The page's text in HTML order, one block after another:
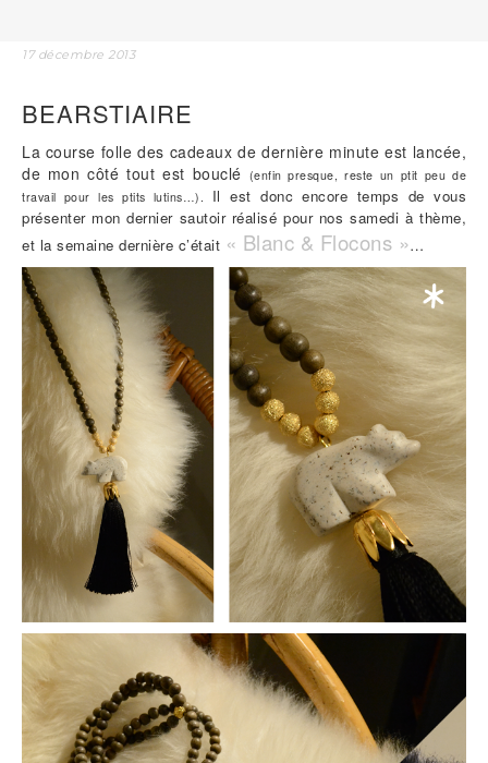
17 décembre 2013
BEARSTIAIRE
La course folle des cadeaux de dernière minute est lancée,
de mon côté tout est bouclé (enfin presque, reste un ptit peu de
travail pour les ptits lutins…). Il est donc encore temps de vous
présenter mon dernier sautoir réalisé pour nos samedi à thème,
et la semaine dernière c’était « Blanc & Flocons »…